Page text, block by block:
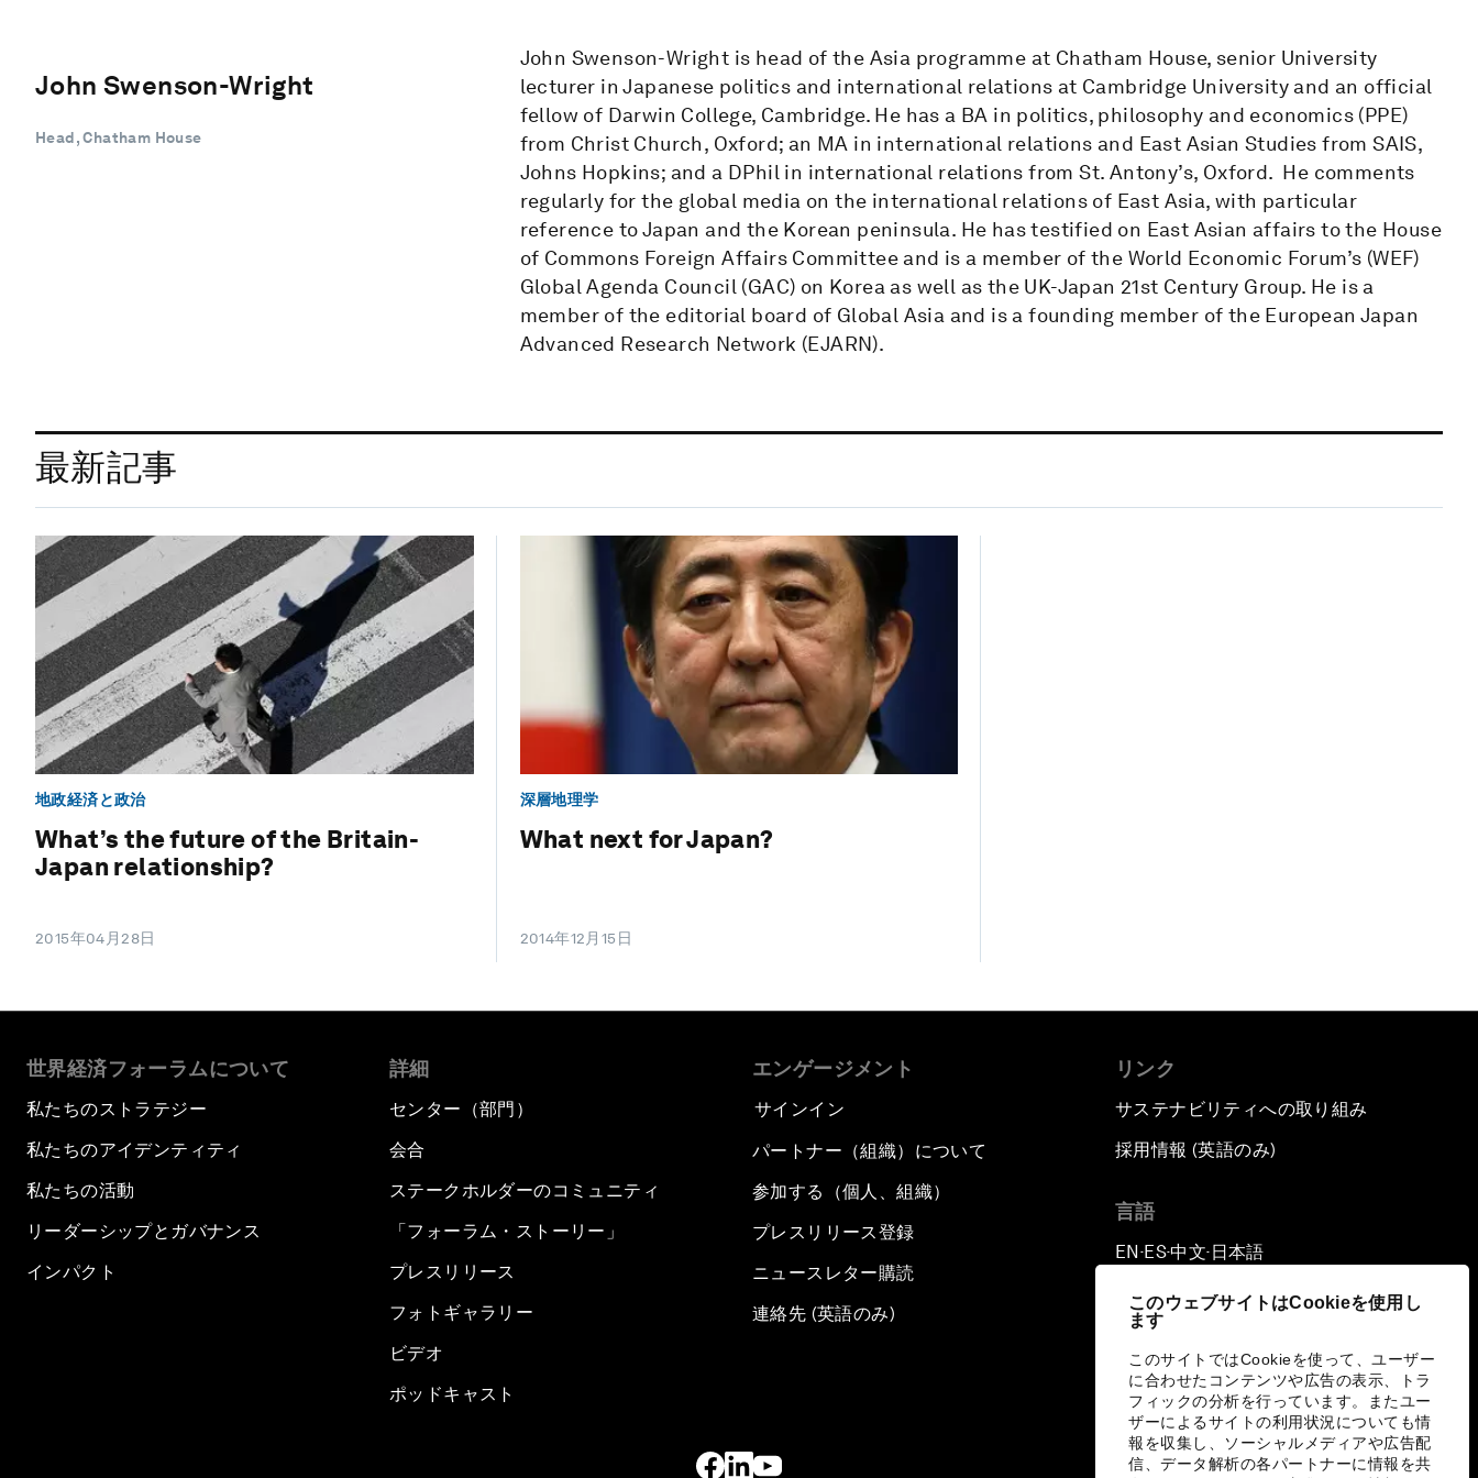
このウェブサイトはCookieを使用し
ます
このサイトではCookieを使って、ユーザー
に合わせたコンテンツや広告の表示、トラ
フィックの分析を行っています。またユー
ザーによるサイトの利用状況についても情
報を収集し、ソーシャルメディアや広告配
信、データ解析の各パートナーに情報を共
John Swenson-Wright
Head, Chatham House
John Swenson-Wright is head of the Asia programme at Chatham House, senior University
lecturer in Japanese politics and international relations at Cambridge University and an official
fellow of Darwin College, Cambridge. He has a BA in politics, philosophy and economics (PPE)
from Christ Church, Oxford; an MA in international relations and East Asian Studies from SAIS,
Johns Hopkins; and a DPhil in international relations from St. Antony’s, Oxford. He comments
regularly for the global media on the international relations of East Asia, with particular
reference to Japan and the Korean peninsula. He has testified on East Asian affairs to the House
of Commons Foreign Affairs Committee and is a member of the World Economic Forum’s (WEF)
Global Agenda Council (GAC) on Korea as well as the UK-Japan 21st Century Group. He is a
member of the editorial board of Global Asia and is a founding member of the European Japan
Advanced Research Network (EJARN).
最新記事
地政経済と政治
What’s the future of the Britain-
Japan relationship?
2015年04月28日
深層地理学
What next for Japan?
2014年12月15日
世界経済フォーラムについて
私たちのストラテジー
私たちのアイデンティティ
私たちの活動
リーダーシップとガバナンス
インパクト
詳細
センター（部門）
会合
ステークホルダーのコミュニティ
「フォーラム・ストーリー」
プレスリリース
フォトギャラリー
ビデオ
ポッドキャスト
エンゲージメント
サインイン
パートナー（組織）について
参加する（個人、組織）
プレスリリース登録
ニュースレター購読
連絡先 (英語のみ)
リンク
サステナビリティへの取り組み
採用情報 (英語のみ)
言語
EN ▪ ES▪中文▪ 日本語